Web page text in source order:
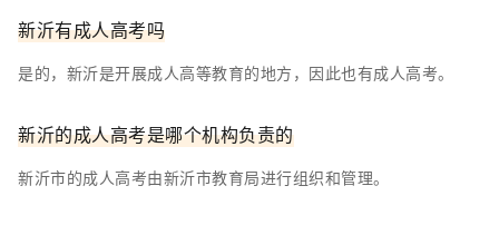
新沂有成人高考吗
是的，新沂是开展成人高等教育的地方，因此也有成人高考。
新沂的成人高考是哪个机构负责的
新沂市的成人高考由新沂市教育局进行组织和管理。